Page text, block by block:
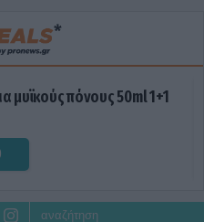
μυϊκούς πόνους 50ml 1+1